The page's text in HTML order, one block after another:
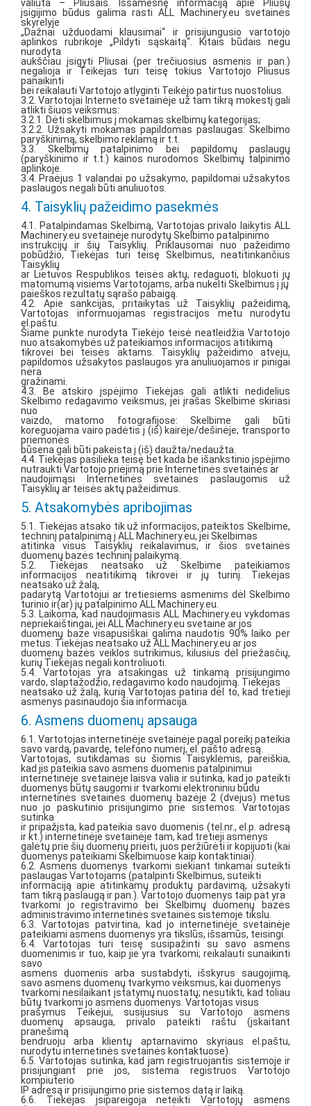
valiuta – Pliusais. Išsamesnę informaciją apie Pliusų
įsigijimo būdus galima rasti ALL Machinery.eu svetainės
skyrelyje
„Dažnai užduodami klausimai“ ir prisijungusio vartotojo
aplinkos rubrikoje „Pildyti sąskaitą“. Kitais būdais negu
nurodyta
aukščiau įsigyti Pliusai (per trečiuosius asmenis ir pan.)
negalioja ir Teikėjas turi teisę tokius Vartotojo Pliusus
panaikinti
bei reikalauti Vartotojo atlyginti Teikėjo patirtus nuostolius.
3.2. Vartotojai Interneto svetainėje už tam tikrą mokestį gali
atlikti šiuos veiksmus:
3.2.1. Dėti skelbimus į mokamas skelbimų kategorijas;
3.2.2. Užsakyti mokamas papildomas paslaugas: Skelbimo
paryškinimą, skelbimo reklamą ir t.t.
3.3. Skelbimų patalpinimo bei papildomų paslaugų
(paryškinimo ir t.t.) kainos nurodomos Skelbimų talpinimo
aplinkoje.
3.4. Praėjus 1 valandai po užsakymo, papildomai užsakytos
paslaugos negali būti anuliuotos.
4. Taisyklių pažeidimo pasekmės
4.1. Patalpindamas Skelbimą, Vartotojas privalo laikytis ALL
Machinery.eu svetainėje nurodytų Skelbimo patalpinimo
instrukcijų ir šių Taisyklių. Priklausomai nuo pažeidimo
pobūdžio, Tiekėjas turi teisę Skelbimus, neatitinkančius
Taisyklių
ar Lietuvos Respublikos teisės aktų, redaguoti, blokuoti jų
matomumą visiems Vartotojams, arba nukelti Skelbimus į jų
paieškos rezultatų sąrašo pabaigą.
4.2. Apie sankcijas, pritaikytas už Taisyklių pažeidimą,
Vartotojas informuojamas registracijos metu nurodytu
el.paštu.
Šiame punkte nurodyta Tiekėjo teisė neatleidžia Vartotojo
nuo atsakomybės už pateikiamos informacijos atitikimą
tikrovei bei teisės aktams. Taisyklių pažeidimo atveju,
papildomos užsakytos paslaugos yra anuliuojamos ir pinigai
nėra
gražinami.
4.3. Be atskiro įspėjimo Tiekėjas gali atlikti nedidelius
Skelbimo redagavimo veiksmus, jei įrašas Skelbime skiriasi
nuo
vaizdo, matomo fotografijose: Skelbime gali būti
koreguojama vairo padėtis į (iš) kairėje/dešinėje; transporto
priemonės
būsena gali būti pakeista į (iš) daužta/nedaužta.
4.4. Tiekėjas pasilieka teisę bet kada be išankstinio įspėjimo
nutraukti Vartotojo priėjimą prie Internetinės svetainės ar
naudojimąsi Internetinės svetainės paslaugomis už
Taisyklių ar teisės aktų pažeidimus.
5. Atsakomybės apribojimas
5.1. Tiekėjas atsako tik už informacijos, pateiktos Skelbime,
techninį patalpinimą į ALL Machinery.eu, jei Skelbimas
atitinka visus Taisyklių reikalavimus, ir šios svetainės
duomenų bazės techninį palaikymą.
5.2. Tiekėjas neatsako už Skelbime pateikiamos
informacijos neatitikimą tikrovei ir jų turinį. Tiekėjas
neatsako už žalą,
padarytą Vartotojui ar tretiesiems asmenims dėl Skelbimo
turinio ir(ar) jų patalpinimo ALL Machinery.eu.
5.3. Laikoma, kad naudojimasis ALL Machinery.eu vykdomas
nepriekaištingai, jei ALL Machinery.eu svetaine ar jos
duomenų baze visapusiškai galima naudotis 90% laiko per
metus. Tiekėjas neatsako už ALL Machinery.eu ar jos
duomenų bazės veiklos sutrikimus, kilusius dėl priežasčių,
kurių Tiekėjas negali kontroliuoti.
5.4. Vartotojas yra atsakingas už tinkamą prisijungimo
vardo, slaptažodžio, redagavimo kodo naudojimą. Tiekėjas
neatsako už žalą, kurią Vartotojas patiria dėl to, kad tretieji
asmenys pasinaudojo šia informacija.
6. Asmens duomenų apsauga
6.1. Vartotojas internetinėje svetainėje pagal poreikį pateikia
savo vardą, pavardę, telefono numerį, el. pašto adresą.
Vartotojas, sutikdamas su šiomis Taisyklėmis, pareiškia,
kad jis pateikia savo asmens duomenis patalpinimui
internetinėje svetainėje laisva valia ir sutinka, kad jo pateikti
duomenys būtų saugomi ir tvarkomi elektroniniu būdu
internetinės svetainės duomenų bazėje 2 (dvejus) metus
nuo jo paskutinio prisijungimo prie sistemos. Vartotojas
sutinka
ir pripažįsta, kad pateikia savo duomenis (tel.nr., el.p. adresą
ir kt.) internetinėje svetainėje tam, kad tretieji asmenys
galėtų prie šių duomenų prieiti, juos peržiūrėti ir kopijuoti (kai
duomenys pateikiami Skelbimuose kaip kontaktiniai).
6.2. Asmens duomenys tvarkomi siekiant tinkamai suteikti
paslaugas Vartotojams (patalpinti Skelbimus, suteikti
informaciją apie atitinkamų produktų pardavimą, užsakyti
tam tikrą paslaugą ir pan.). Vartotojo duomenys taip pat yra
tvarkomi jo registravimo bei Skelbimų duomenų bazės
administravimo internetinės svetainės sistemoje tikslu.
6.3. Vartotojas patvirtina, kad jo internetinėje svetainėje
pateikiami asmens duomenys yra tikslūs, išsamūs, teisingi.
6.4. Vartotojas turi teisę susipažinti su savo asmens
duomenimis ir tuo, kaip jie yra tvarkomi; reikalauti sunaikinti
savo
asmens duomenis arba sustabdyti, išskyrus saugojimą,
savo asmens duomenų tvarkymo veiksmus, kai duomenys
tvarkomi nesilaikant įstatymų nuostatų; nesutikti, kad toliau
būtų tvarkomi jo asmens duomenys. Vartotojas visus
prašymus Teikėjui, susijusius su Vartotojo asmens
duomenų apsauga, privalo pateikti raštu (įskaitant
pranešimą
bendruoju arba klientų aptarnavimo skyriaus el.paštu,
nurodytu internetinės svetainės kontaktuose).
6.5. Vartotojas sutinka, kad jam registruojantis sistemoje ir
prisijungiant prie jos, sistema registruos Vartotojo
kompiuterio
IP adresą ir prisijungimo prie sistemos datą ir laiką.
6.6. Tiekėjas įsipareigoja neteikti Vartotojų asmens